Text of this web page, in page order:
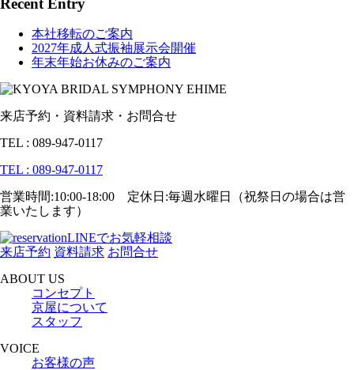
Recent Entry
本社移転のご案内
2027年成人式振袖展示会開催
年末年始お休みのご案内
来店予約・資料請求・お問合せ
TEL : 089-947-0117
TEL : 089-947-0117
営業時間:10:00-18:00 定休日:毎週水曜日（祝祭日の場合は営
業いたします）
LINEでお気軽相談
来店予約 資料請求 お問合せ
ABOUT US
コンセプト
京屋について
スタッフ
VOICE
お客様の声